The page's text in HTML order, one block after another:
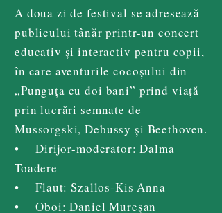
A doua zi de festival se adresează
publicului tânăr printr-un concert
educativ și interactiv pentru copii,
în care aventurile cocoșului din
„Punguța cu doi bani” prind viață
prin lucrări semnate de
Mussorgski, Debussy și Beethoven.
• Dirijor-moderator: Dalma
Toadere
• Flaut: Szallos-Kis Anna
• Oboi: Daniel Mureșan